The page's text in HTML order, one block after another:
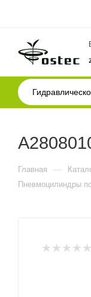
Главная —
Пневмоцилиндры